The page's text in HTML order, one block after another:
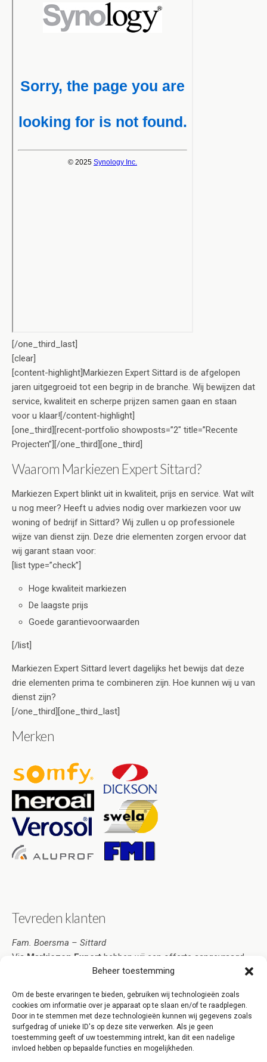
Beheer toestemming
Om de beste ervaringen te bieden, gebruiken wij technologieën zoals
cookies om informatie over je apparaat op te slaan en/of te raadplegen.
Door in te stemmen met deze technologieën kunnen wij gegevens zoals
surfgedrag of unieke ID's op deze site verwerken. Als je geen
toestemming geeft of uw toestemming intrekt, kan dit een nadelige
invloed hebben op bepaalde functies en mogelijkheden.
[/one_third_last]
[clear]
[content-highlight]Markiezen Expert Sittard is de afgelopen
jaren uitgegroeid tot een begrip in de branche. Wij bewijzen dat
service, kwaliteit en scherpe prijzen samen gaan en staan
voor u klaar![/content-highlight]
[one_third][recent-portfolio showposts=”2″ title=”Recente
Projecten”][/one_third][one_third]
Waarom Markiezen Expert Sittard?
Markiezen Expert blinkt uit in kwaliteit, prijs en service. Wat wilt
u nog meer? Heeft u advies nodig over markiezen voor uw
woning of bedrijf in Sittard? Wij zullen u op professionele
wijze van dienst zijn. Deze drie elementen zorgen ervoor dat
wij garant staan voor:
[list type=”check”]
Hoge kwaliteit markiezen
De laagste prijs
Goede garantievoorwaarden
[/list]
Markiezen Expert Sittard levert dagelijks het bewijs dat deze
drie elementen prima te combineren zijn. Hoe kunnen wij u van
dienst zijn?
[/one_third][one_third_last]
Merken
Tevreden klanten
Fam. Boersma – Sittard
Via Markiezen Expert hebben wij een offerte aangevraagd.
De offerte omvatte al onze wensen en was tegelijkertijd zeer
daarna werden de markiezen al geplaatst. Wij zijn erg tevreden
over Markiezen Expert Sittard!
[clear][/one_third_last]